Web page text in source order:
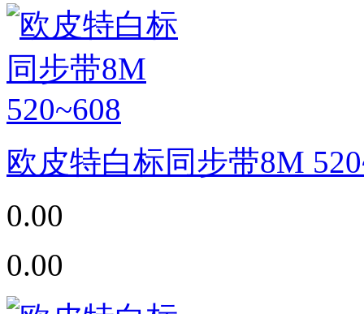
欧皮特白标同步带8M
0.00
0.00